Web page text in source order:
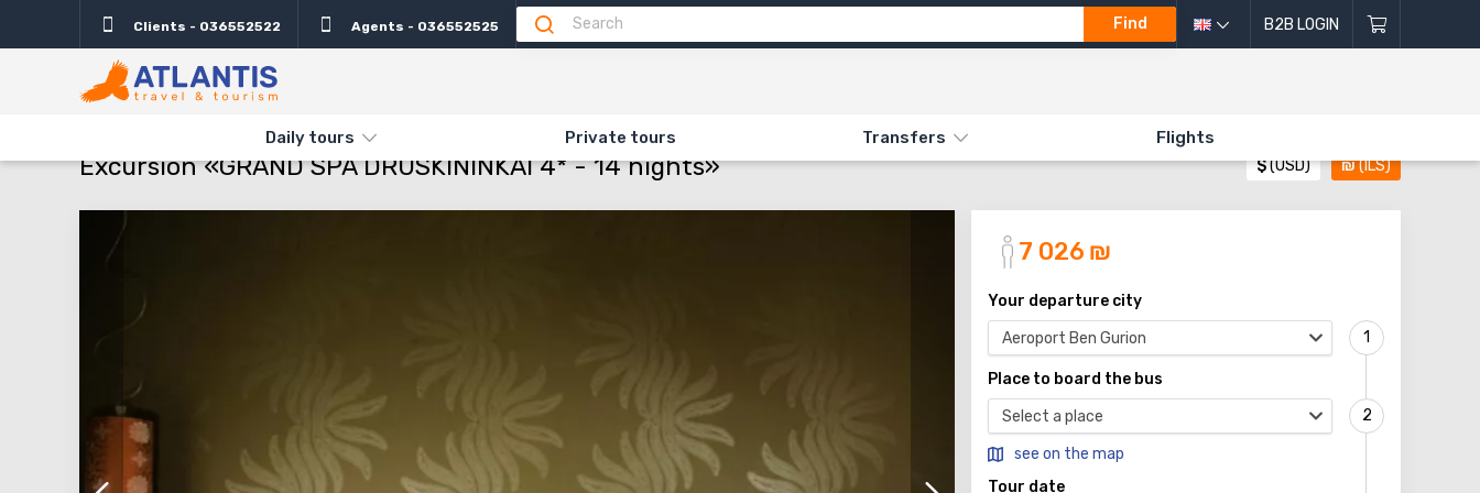
Clients - 036552522 Agents - 036552525 Find B2B LOGIN
Daily tours Private tours Transfers Flights
TYPES AND DIRECTIONS EXCURSION «GRAND SPA DRUSKININKAI 4* - 14 NIGHTS»
Excursion «GRAND SPA DRUSKININKAI 4* - 14 nights» $(USD) ₪(ILS)
Description Important
7 026 ₪
Your departure city
Aeroport Ben Gurion
Place to board the bus
Select a place
see on the map
Tour date